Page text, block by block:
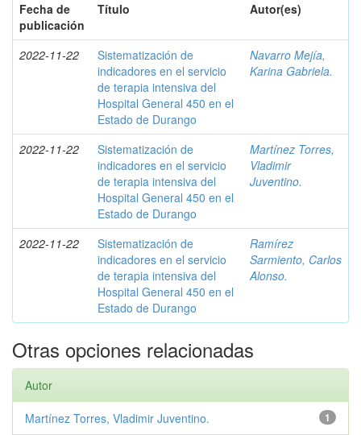
Fecha de
publicación
Título Autor(es)
2022-11-22
Sistematización de
indicadores en el servicio
de terapia intensiva del
Hospital General 450 en el
Estado de Durango
Navarro Mejía,
Karina Gabriela.
2022-11-22
Sistematización de
indicadores en el servicio
de terapia intensiva del
Hospital General 450 en el
Estado de Durango
Martínez Torres,
Vladimir
Juventino.
2022-11-22
Sistematización de
indicadores en el servicio
de terapia intensiva del
Hospital General 450 en el
Estado de Durango
Ramírez
Sarmiento, Carlos
Alonso.
Otras opciones relacionadas
Autor
1
Martínez Torres, Vladimir Juventino.